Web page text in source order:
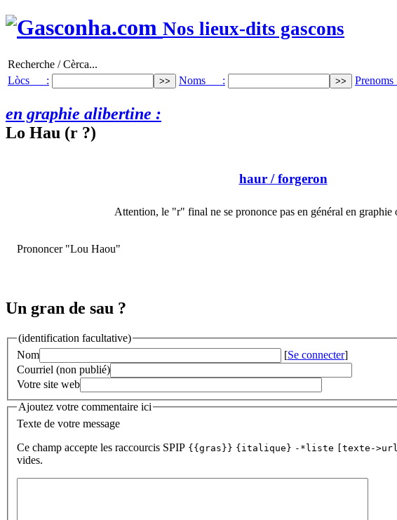
Nos lieux-dits gascons
Recherche / Cèrca...
Lòcs :
Noms :
en graphie alibertine :
Lo Hau (r ?)
haur/ forgeron
Attention, le "r" final ne se prononce pas en général en
Prononcer "Lou Haou"
Un gran de sau ?
(identification facultative)
Nom
[Se connecter]
Courriel (non publié)
Votre site web
Ajoutez votre commentaire ici
Texte de votre message
Ce champ accepte les raccourcis SPIP {{gras}} {italique} -*liste [texte-
vides.